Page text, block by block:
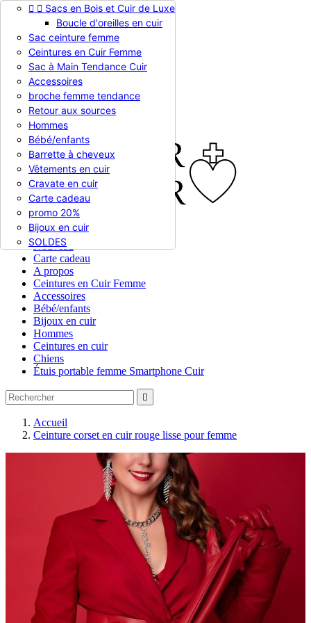
Appelez-nous :0786510612
EUR € 
EUR €
RUB RUB
Connexion
shopping_cart Panier (0)
  En stock
  Sacs en Bois et Cuir de Luxe
Boucle d'oreilles en cuir
Sac ceinture femme
Ceintures en Cuir Femme
Sac à Main Tendance Cuir
Accessoires
broche femme tendance
Retour aux sources
Hommes
Bébé/enfants
Barrette à cheveux
Vêtements en cuir
Cravate en cuir
Carte cadeau
promo 20%
Bijoux en cuir
SOLDES
Nouveau
Carte cadeau
A propos
Ceintures en Cuir Femme
Accessoires
Bébé/enfants
Bijoux en cuir
Hommes
Ceintures en cuir
Chiens
Étuis portable femme Smartphone Cuir

Accueil
Ceinture corset en cuir rouge lisse pour femme